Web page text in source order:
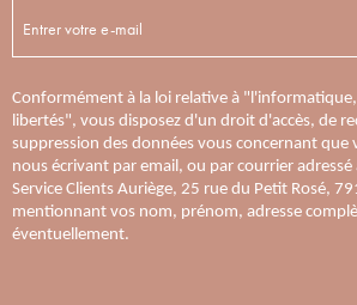
Conformément à la loi relative à
libertés", vous disposez d'un droit d'accès, de
suppression des données vous concernant que
nous écrivant par email, ou par courrier adressé
Service Clients Auriège, 25 rue du Petit Rosé,
mentionnant vos nom, prénom, adresse
éventuellement.